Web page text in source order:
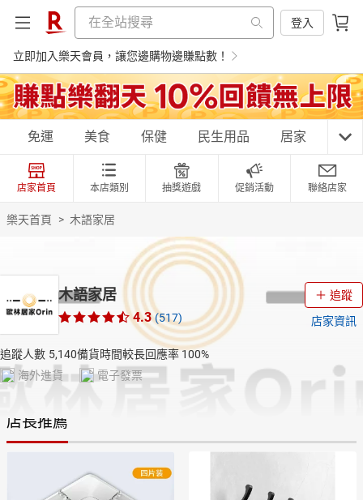
登入
立即加入樂天會員，讓您邊購物邊賺點數！
購物網分類
天天免運
居家生活 3C家電 運動休閒 親子玩具
女裝 男裝 化妝保養
日本購物
免運 美食 保健 民生用品 居家 3C
店家首頁 本店類別 抽獎遊戲 促銷活動 聯絡店家
樂天首頁 > 木語家居
木語家居
4.3 (517)
追蹤
店家資訊
追蹤人數 5,140備貨時間較長回應率100%
海外進貨
電子發票
店長推薦